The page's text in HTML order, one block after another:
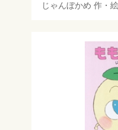
じゃんぼかめ 作・絵